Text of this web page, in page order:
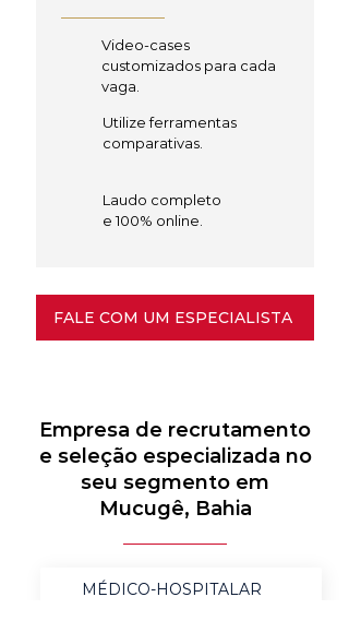
Video-cases
customizados para cada
vaga.
Utilize ferramentas
comparativas.
Laudo completo
e 100% online.
FALE COM UM ESPECIALISTA
Empresa de recrutamento
e seleção especializada no
seu segmento em
Mucugê, Bahia
MÉDICO-HOSPITALAR